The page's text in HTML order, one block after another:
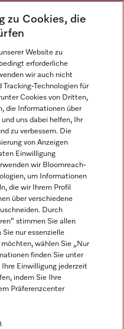
auf LinkedIn
zu Cookies, die
Website zu
erforderliche
wir auch nicht
Technologien für
Cookies von Dritten,
die Informationen über
uns dabei helfen, Ihr
zu verbessern. Die
von Anzeigen
Einwilligung
wir Bloomreach-
um Informationen
die wir Ihrem Profil
über verschiedene
Durch
stimmen Sie allen
Sie nur essenzielle
wählen Sie „Nur
finden Sie unter
Ihre Einwilligung jederzeit
indem Sie Ihre
Präferenzcenter